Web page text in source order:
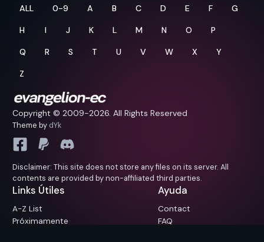
ALL 0-9 A B C D E F G
H I J K L M N O P
Q R S T U V W X Y
Z
Copyright © 2009-2026. All Rights Reserved
Theme by dYk
Disclaimer: This site does not store any files on its server. All
contents are provided by non-affiliated third parties.
Links Útiles
A-Z List
Próximamente
Ayuda
Contact
FAQ